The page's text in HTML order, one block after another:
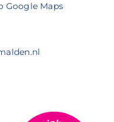
Google Maps